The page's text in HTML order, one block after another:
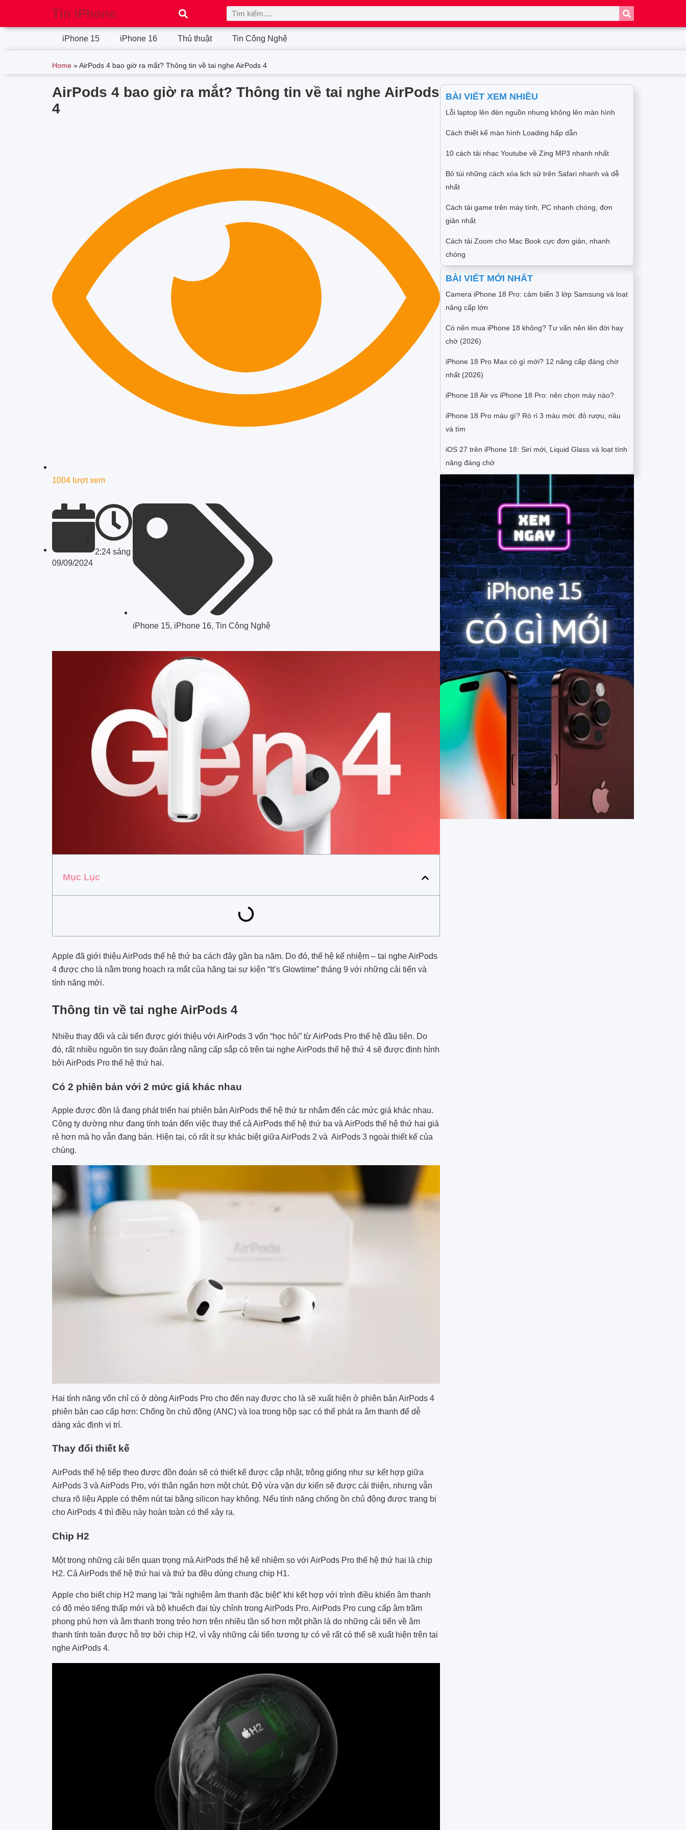
Tin iPhone
iPhone 15 iPhone 16 Thủ thuật Tin Công Nghệ
Home » AirPods 4 bao giờ ra mắt? Thông tin về tai nghe AirPods 4
AirPods 4 bao giờ ra mắt? Thông tin về tai nghe AirPods
4
1004 lượt xem
09/09/2024
2:24 sáng
iPhone 15, iPhone 16, Tin Công Nghệ
Mục Lục
Apple đã giới thiệu AirPods thế hệ thứ ba cách đây gần ba năm. Do đó, thế hệ kế nhiệm – tai nghe AirPods
4 được cho là nằm trong hoạch ra mắt của hãng tại sự kiện “It’s Glowtime” tháng 9 với những cải tiến và
tính năng mới.
Thông tin về tai nghe AirPods 4
Nhiều thay đổi và cải tiến được giới thiệu với AirPods 3 vốn “học hỏi” từ AirPods Pro thế hệ đầu tiên. Do
đó, rất nhiều nguồn tin suy đoán rằng nâng cấp sắp có trên tai nghe AirPods thế hệ thứ 4 sẽ được định hình
bởi ‌AirPods Pro‌ thế hệ thứ hai.
Có 2 phiên bản với 2 mức giá khác nhau
Apple được đồn là đang phát triển hai phiên bản AirPods thế hệ thứ tư nhắm đến các mức giá khác nhau.
Công ty dường như đang tính toán đến việc thay thế cả AirPods thế hệ thứ ba và AirPods thế hệ thứ hai giá
rẻ hơn mà họ vẫn đang bán. Hiện tại, có rất ít sự khác biệt giữa AirPods 2 và ‌ AirPods 3 ‌ngoài thiết kế của
chúng.
Hai tính năng vốn chỉ có ở ‌‌‌dòng AirPods Pro‌‌‌ cho đến nay được cho là sẽ xuất hiện ở phiên bản AirPods 4
phiên bản cao cấp hơn: Chống ồn chủ động (ANC) và loa trong hộp sạc có thể phát ra âm thanh để dễ
dàng xác định vị trí.
Thay đổi thiết kế
AirPods thế hệ tiếp theo được đồn đoán sẽ có thiết kế được cập nhật, trông giống như sự kết hợp giữa
AirPods 3 và ‌AirPods Pro‌, với thân ngắn hơn một chút. Độ vừa vặn dự kiến ​​sẽ được cải thiện, nhưng vẫn
chưa rõ liệu Apple có thêm nút tai bằng silicon hay không. Nếu tính năng chống ồn chủ động được trang bị
cho AirPods 4 thì điều này hoàn toàn có thể xảy ra.
Chip H2
Một trong những cải tiến quan trọng mà AirPods thế hệ kế nhiệm so với ‌AirPods Pro‌ thế hệ thứ hai là chip
H2. Cả AirPods thế hệ thứ hai và thứ ba đều dùng chung chip H1.
Apple cho biết chip H2 mang lại “trải nghiệm âm thanh đặc biệt” khi kết hợp với trình điều khiển âm thanh
có độ méo tiếng thấp mới và bộ khuếch đại tùy chỉnh trong ‌AirPods Pro‌. ‌‌AirPods Pro‌‌ cung cấp âm trầm
phong phú hơn và âm thanh trong trẻo hơn trên nhiều tần số hơn một phần là do những cải tiến về âm
thanh tính toán được hỗ trợ bởi chip H2, vì vậy những cải tiến tương tự có vẻ rất có thể sẽ xuất hiện trên tai
nghe AirPods 4.
BÀI VIẾT XEM NHIỀU
Lỗi laptop lên đèn nguồn nhưng không lên màn hình
Cách thiết kế màn hình Loading hấp dẫn
10 cách tải nhạc Youtube về Zing MP3 nhanh nhất
Bỏ túi những cách xóa lịch sử trên Safari nhanh và dễ
nhất
Cách tải game trên máy tính, PC nhanh chóng, đơn
giản nhất
Cách tải Zoom cho Mac Book cực đơn giản, nhanh
chóng
BÀI VIẾT MỚI NHẤT
Camera iPhone 18 Pro: cảm biến 3 lớp Samsung và loạt
nâng cấp lớn
Có nên mua iPhone 18 không? Tư vấn nên lên đời hay
chờ (2026)
iPhone 18 Pro Max có gì mới? 12 nâng cấp đáng chờ
nhất (2026)
iPhone 18 Air vs iPhone 18 Pro: nên chọn máy nào?
iPhone 18 Pro màu gì? Rò rỉ 3 màu mới: đỏ rượu, nâu
và tím
iOS 27 trên iPhone 18: Siri mới, Liquid Glass và loạt tính
năng đáng chờ